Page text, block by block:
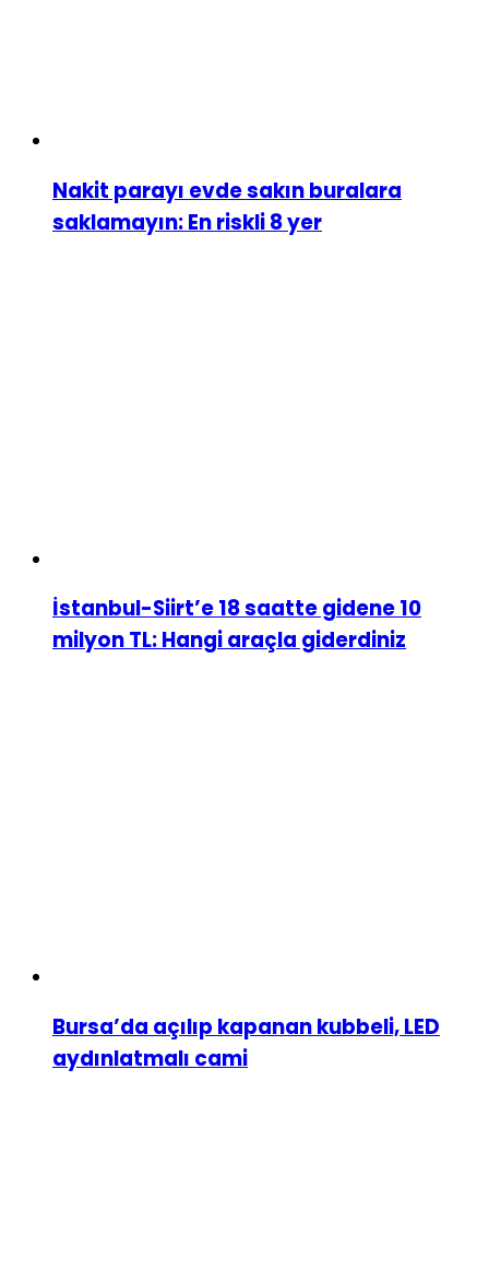
Nakit parayı evde sakın buralara
saklamayın: En riskli 8 yer
İstanbul-Siirt’e 18 saatte gidene 10
milyon TL: Hangi araçla giderdiniz
Bursa’da açılıp kapanan kubbeli, LED
aydınlatmalı cami